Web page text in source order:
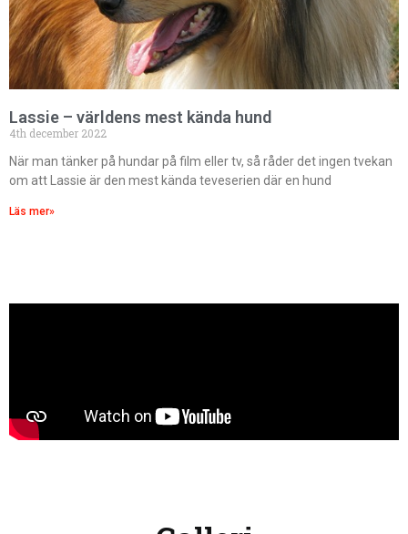
Lassie – världens mest kända hund
4th december 2022
När man tänker på hundar på film eller tv, så råder det ingen tvekan
om att Lassie är den mest kända teveserien där en hund
Läs mer»